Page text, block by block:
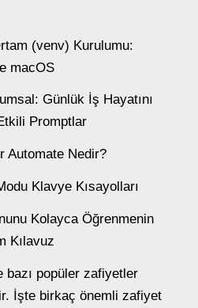
(venv) Kurulumu:
macOS
Günlük İş Hayatını
Promptlar
Automate Nedir?
Klavye Kısayolları
Kolayca Öğrenmenin
Kılavuz
bazı popüler zafiyetler
İşte birkaç önemli zafiyet